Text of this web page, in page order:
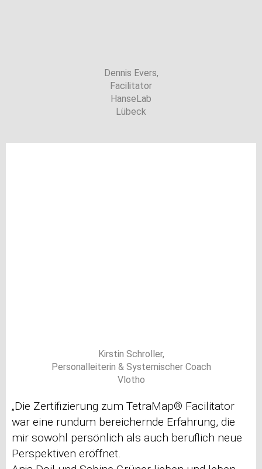
Dennis Evers​,
Facilitator
HanseLab
Lübeck
Kirstin Schroller,
Personalleiterin & Systemischer Coach
Vlotho
„Die Zertifizierung zum TetraMap® Facilitator
war eine rundum bereichernde Erfahrung, die
mir sowohl persönlich als auch beruflich neue
Perspektiven eröffnet.